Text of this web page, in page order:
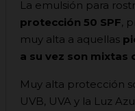
La emulsión para
protección 50 SPF,
muy alta a aquellas
a su vez son mixtas
Muy alta protección
UVB, UVA y la Luz